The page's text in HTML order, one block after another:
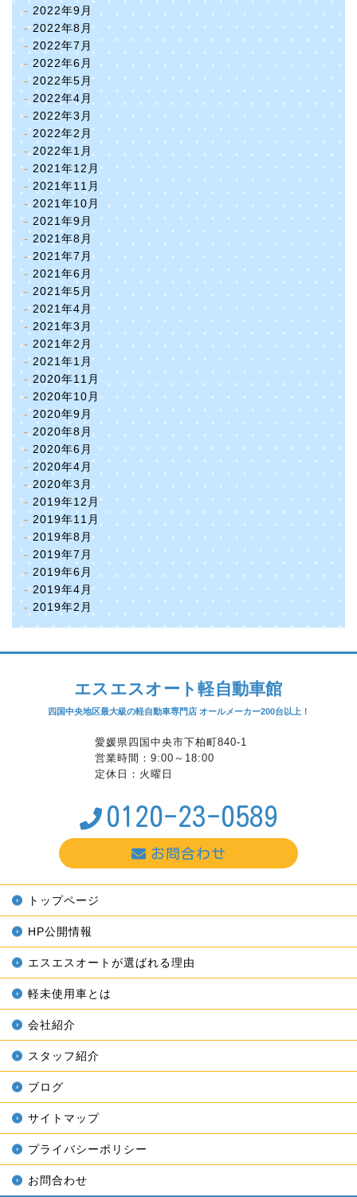
2022年9月
2022年8月
2022年7月
2022年6月
2022年5月
2022年4月
2022年3月
2022年2月
2022年1月
2021年12月
2021年11月
2021年10月
2021年9月
2021年8月
2021年7月
2021年6月
2021年5月
2021年4月
2021年3月
2021年2月
2021年1月
2020年11月
2020年10月
2020年9月
2020年8月
2020年6月
2020年4月
2020年3月
2019年12月
2019年11月
2019年8月
2019年7月
2019年6月
2019年4月
2019年2月
エスエスオート軽自動車館
四国中央地区最大級の軽自動車専門店 オールメーカー200台以上！
愛媛県四国中央市下柏町840-1
営業時間：9:00～18:00
定休日：火曜日
0120-23-0589
お問合わせ
トップページ
HP公開情報
エスエスオートが選ばれる理由
軽未使用車とは
会社紹介
スタッフ紹介
ブログ
サイトマップ
プライバシーポリシー
お問合わせ